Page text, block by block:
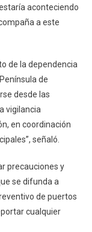
aconteciendo
a este
de la dependencia
de
desde las
vigilancia
en coordinación
señaló.
precauciones y
se difunda a
de puertos
cualquier